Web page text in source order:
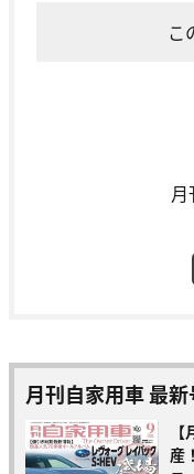
こ
月刊自家用車 最新
産